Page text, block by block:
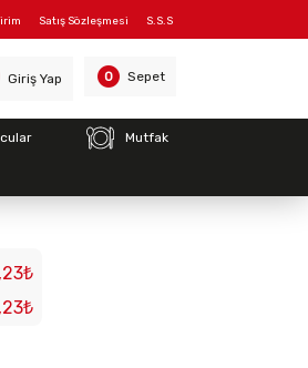
S.S.S
Satış Sözleşmesi
Giriş Yap 0 Sepet
Mutfak